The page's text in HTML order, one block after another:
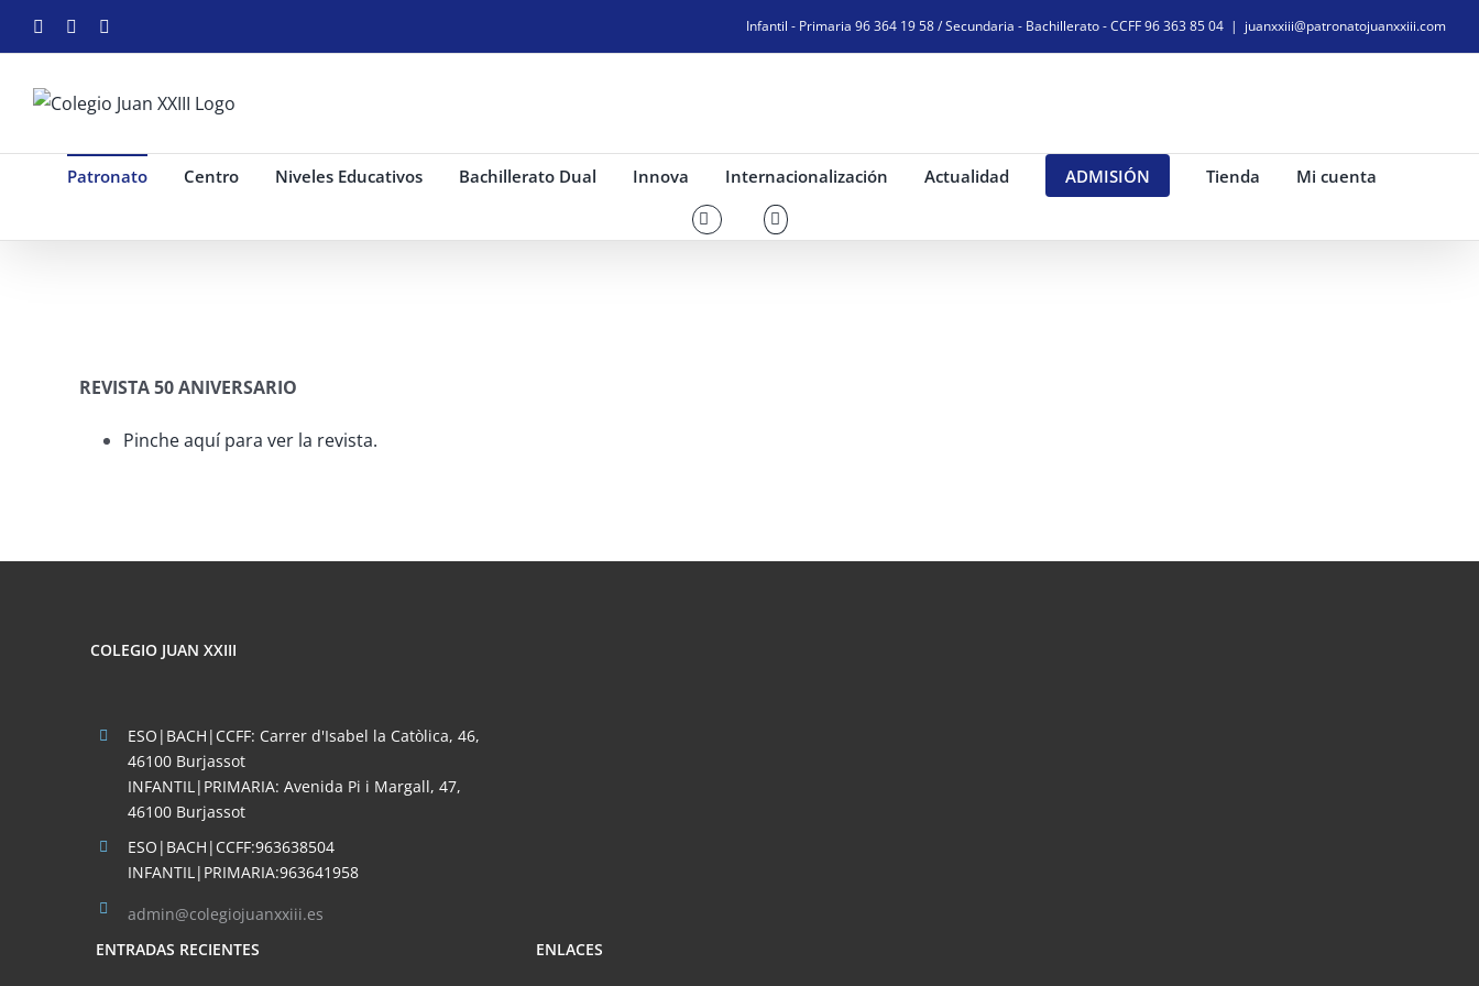
Saltar FacebookInstagram Infantil - Primaria 96 364 19 58 / Secundaria - Bachillerato - CCFF 96 363 85 04 | juanxxiii@patronatojuanxxiii.com
Patronato Centro Niveles Educativos Bachillerato Dual Innova Internacionalización Actualidad ADMISIÓN Tienda Mi cuenta
REVISTA 50 ANIVERSARIO
Pinche aquí para ver la revista.
COLEGIO JUAN XXIII
ESO|BACH|CCFF: Carrer d'Isabel la Catòlica, 46,
46100 Burjassot
INFANTIL|PRIMARIA: Avenida Pi i Margall, 47,
46100 Burjassot
ESO|BACH|CCFF:963638504
INFANTIL|PRIMARIA:963641958
admin@colegiojuanxxiii.es
ENTRADAS RECIENTES
ENLACES